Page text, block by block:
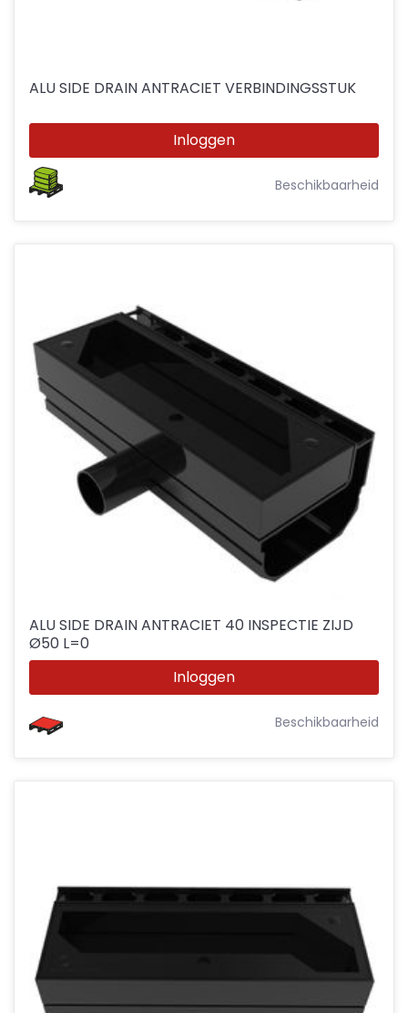
ALU SIDE DRAIN ANTRACIET VERBINDINGSSTUK
Inloggen
Beschikbaarheid
ALU SIDE DRAIN ANTRACIET 40 INSPECTIE ZIJD
Ø50 L=0
Inloggen
Beschikbaarheid